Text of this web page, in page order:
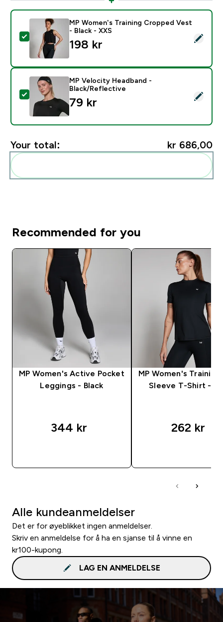
Select this product - MP Women's Training Cropped
MP Women's Training Cropped Vest
- Black - XXS
198 kr‎
Select this product - MP Velocity Headband - Black/
MP Velocity Headband -
Black/Reflective
79 kr‎
Your total: kr 686,00‎
Recommended for you
MP Women's Active Pocket
Leggings - Black
344 kr‎
MP Women's
Sleeve T-Shirt -
262 kr‎
Alle kundeanmeldelser
Det er for øyeblikket ingen anmeldelser.
Skriv en anmeldelse for å ha en sjanse til å vinne en
kr100-kupong.
LAG EN ANMELDELSE